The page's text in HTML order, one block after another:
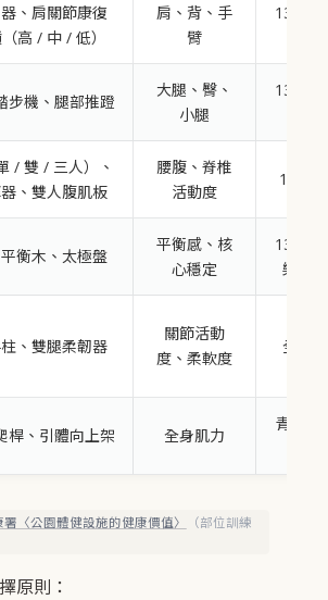
、肩關節康復
高 / 中 / 低）
肩、背、手
臂
13 歲
步機、腿部推蹬
大腿、臀、
小腿
13 歲
/ 雙 / 三人）、
、雙人腹肌板
腰腹、脊椎
活動度
13 歲
衡木、太極盤
平衡感、核
心穩定
13 歲
樂齡
、雙腿柔韌器
關節活動
度、柔軟度
全齡
桿、引體向上架 全身肌力
青少年
〈公園體健設施的健康價值〉
（部位訓練
原則：